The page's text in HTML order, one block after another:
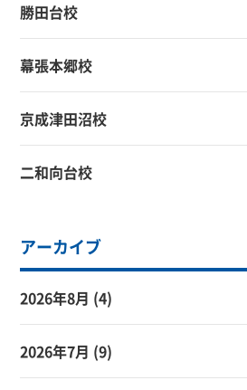
勝田台校
幕張本郷校
京成津田沼校
二和向台校
アーカイブ
2026年8月 (4)
2026年7月 (9)